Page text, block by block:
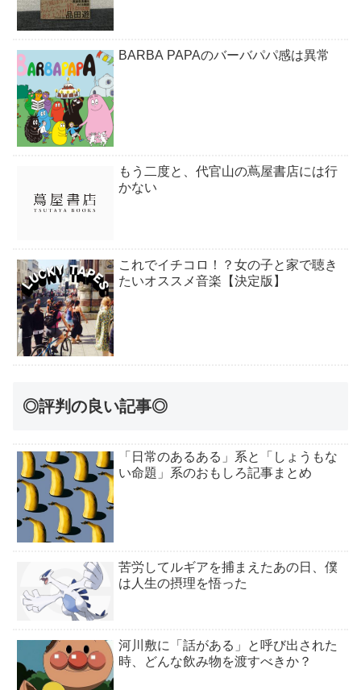
BARBA PAPAのバーバパパ感は異常
もう二度と、代官山の蔦屋書店には行
かない
これでイチコロ！？女の子と家で聴き
たいオススメ音楽【決定版】
◎評判の良い記事◎
「日常のあるある」系と「しょうもな
い命題」系のおもしろ記事まとめ
苦労してルギアを捕まえたあの日、僕
は人生の摂理を悟った
河川敷に「話がある」と呼び出された
時、どんな飲み物を渡すべきか？